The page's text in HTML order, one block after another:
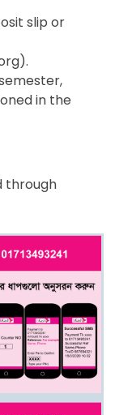
slip or
).
in the
through